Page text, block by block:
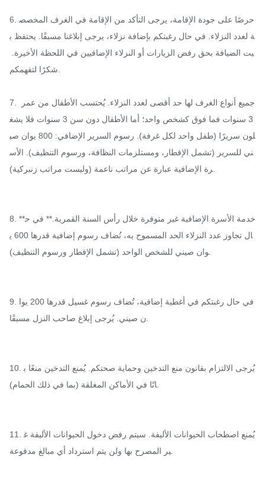
6. حرصًا على جودة الإقامة، يرجى التأكد من الإقامة في الغرف المخصص
ة لعدد النزلاء. في حال رغبتكم بإضافة نزلاء، يرجى إبلاغنا مسبقًا. يحتفظ ب
شكرًا لتفهمكم.
7. جميع أنواع الغرف لها حد أقصى لعدد النزلاء. يُحتسب الأطفال من عمر
3 سنوات فما فوق كشخص واحد؛ أما الأطفال دون سن 3 سنوات فلا يشغ
لون سريرًا (طفل واحد لكل غرفة). رسوم السرير الإضافي: 800 يوان صي
ني للسرير (تشمل الإفطار، ومستلزمات النظافة، ورسوم التنظيف). الأس
رة الإضافية عبارة عن مراتب ناعمة (وليست مراتب زنبركية).
8. **خدمة الأسرة الإضافية غير متوفرة خلال رأس السنة القمرية.** في ح
ال تجاوز عدد النزلاء الحد المسموح به، تُضاف رسوم إضافية قدرها 600 ي
وان صيني للشخص الواحد (تشمل الإفطار ورسوم التنظيف).
9. في حال رغبتكم في أغطية إضافية، تُضاف رسوم غسيل قدرها 200 يوا
ن صيني. يُرجى إبلاغ صاحب النزل مسبقًا.
10. يُرجى الالتزام بقانون منع التدخين وحماية صحتكم. يُمنع التدخين منعًا ب
اتًا في الأماكن المغلقة (بما في ذلك الحمام).
11. يُمنع اصطحاب الحيوانات الأليفة. سيتم رفض دخول الحيوانات الأليفة غ
ير المصرح بها ولن يتم استرداد أي مبالغ مدفوعة.